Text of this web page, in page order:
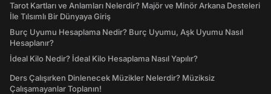
Tarot Kartları ve Anlamları Nelerdir? Majör ve Minör Arkana Desteleri
İle Tılsımlı Bir Dünyaya Giriş
Burç Uyumu Hesaplama Nedir? Burç Uyumu, Aşk Uyumu Nasıl
Hesaplanır?
İdeal Kilo Nedir? İdeal Kilo Hesaplama Nasıl Yapılır?
Ders Çalışırken Dinlenecek Müzikler Nelerdir? Müziksiz
Çalışamayanlar Toplanın!